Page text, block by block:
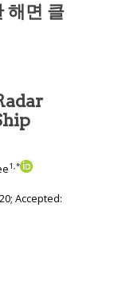
해면 클
1,*
; Accepted: